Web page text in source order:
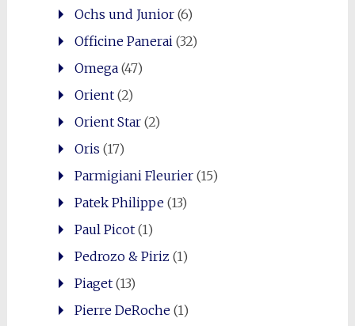
Ochs und Junior(6)
Officine Panerai (32)
Omega(47)
Orient(2)
Orient Star(2)
Oris (17)
Parmigiani Fleurier(15)
Patek Philippe(13)
Paul Picot(1)
Pedrozo & Piriz (1)
Piaget(13)
Pierre DeRoche(1)